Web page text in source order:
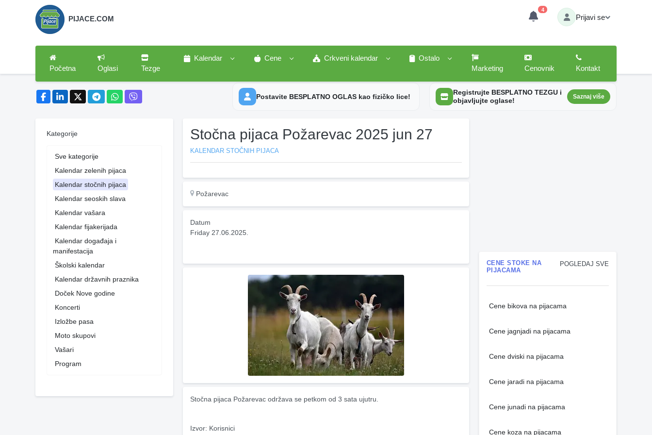
PIJACE.COM
4
Prijavi se
Početna Oglasi Tezge
Kalendar Cene Crkveni kalendar
Ostalo
Marketing
Cenovnik Kontakt
Postavite BESPLATNO OGLAS kao fizičko lice!
Registrujte BESPLATNO TEZGU i
objavljujte oglase!
Saznaj više
Kategorije
Sve kategorije
Kalendar zelenih pijaca
Kalendar stočnih pijaca
Kalendar seoskih slava
Kalendar vašara
Kalendar fijakerijada
Kalendar događaja i
manifestacija
Školski kalendar
Kalendar državnih praznika
Doček Nove godine
Koncerti
Izložbe pasa
Moto skupovi
Vašari
Program
Stočna pijaca Požarevac 2025 jun 27
KALENDAR STOČNIH PIJACA
Požarevac
Datum
Friday 27.06.2025.
Stočna pijaca Požarevac održava se petkom od 3 sata ujutru.
Izvor: Korisnici
POGLEDAJ SVE
CENE STOKE NA
PIJACAMA
Cene bikova na pijacama
Cene jagnjadi na pijacama
Cene dviski na pijacama
Cene jaradi na pijacama
Cene junadi na pijacama
Cene koza na pijacama